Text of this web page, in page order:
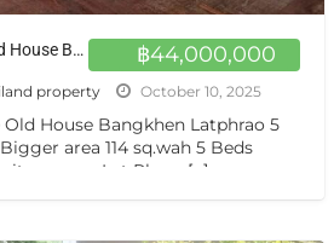
฿44,000,000
Sale and Rent Single Old House Bangkhen Latphrao 5 Beds House for Sale Bigger area 114 sq.wah
property October 10, 2025
House Bangkhen Latphrao 5
area 114 sq.wah 5 Beds
zone Lat Phrao […]